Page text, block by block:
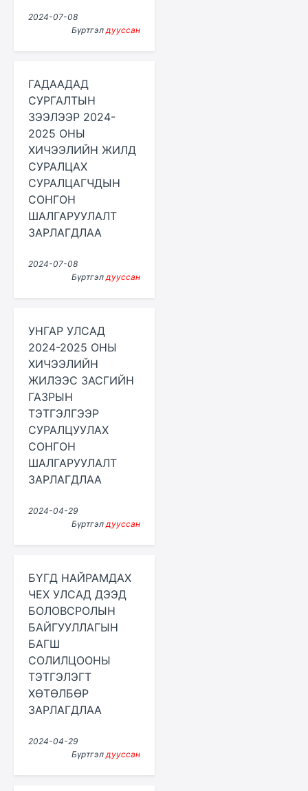
2024-07-08
Бүртгэлдууссан
ГАДААДАД
СУРГАЛТЫН
ЗЭЭЛЭЭР 2024-
2025 ОНЫ
ХИЧЭЭЛИЙН ЖИЛД
СУРАЛЦАХ
СУРАЛЦАГЧДЫН
СОНГОН
ШАЛГАРУУЛАЛТ
ЗАРЛАГДЛАА
2024-07-08
Бүртгэлдууссан
УНГАР УЛСАД
2024-2025 ОНЫ
ХИЧЭЭЛИЙН
ЖИЛЭЭС ЗАСГИЙН
ГАЗРЫН
ТЭТГЭЛГЭЭР
СУРАЛЦУУЛАХ
СОНГОН
ШАЛГАРУУЛАЛТ
ЗАРЛАГДЛАА
2024-04-29
Бүртгэлдууссан
БҮГД НАЙРАМДАХ
ЧЕХ УЛСАД ДЭЭД
БОЛОВСРОЛЫН
БАЙГУУЛЛАГЫН
БАГШ
СОЛИЛЦООНЫ
ТЭТГЭЛЭГТ
ХӨТӨЛБӨР
ЗАРЛАГДЛАА
2024-04-29
Бүртгэлдууссан